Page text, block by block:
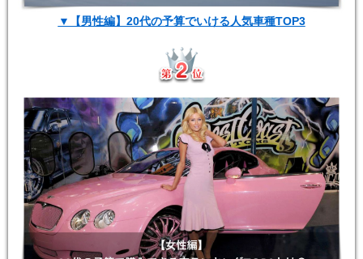
▼【男性編】20代の予算でいける人気車種TOP3